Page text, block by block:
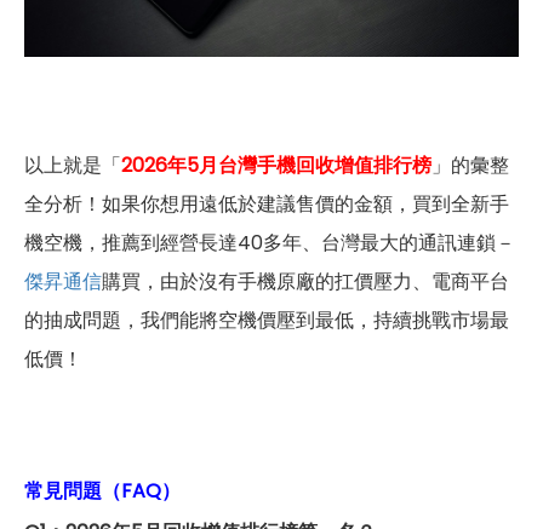
以上就是「2026年5月台灣手機回收增值排行榜 」的彙整
全分析！如果你想用遠低於建議售價的金額，買到全新手
機空機，推薦到經營長達40多年、台灣最大的通訊連鎖－
傑昇通信購買，由於沒有手機原廠的扛價壓力、電商平台
的抽成問題，我們能將空機價壓到最低，持續挑戰市場最
低價！
常見問題（FAQ）